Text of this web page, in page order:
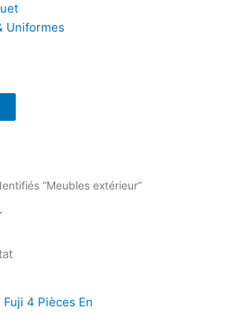
Uniformes
“Meubles extérieur”